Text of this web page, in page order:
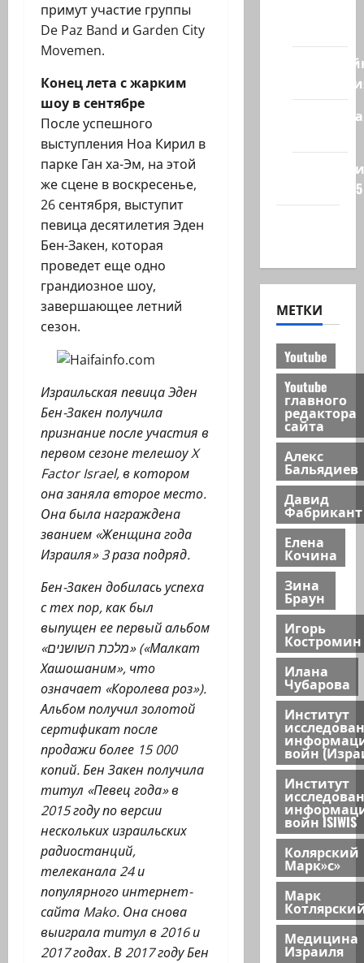
примут участие группы
De Paz Band и Garden City
Movemen.
Конец лета с жарким
шоу в сентябре
После успешного
выступления Ноа Кирил в
парке Ган ха-Эм, на этой
же сцене в воскресенье,
26 сентября, выступит
певица десятилетия Эден
Бен-Закен, которая
проведет еще одно
грандиозное шоу,
завершающее летний
сезон.
Израильская певица Эден
Бен-Закен получила
признание после участия в
первом сезоне телешоу X
Factor Israel, в котором
она заняла второе место.
Она была награждена
званием «Женщина года
Израиля» 3 раза подряд.
Бен-Закен добилась успеха
с тех пор, как был
выпущен ее первый альбом
«מלכת השושנים» («Малкат
Хашошаним», что
означает «Королева роз»).
Альбом получил золотой
сертификат после
продажи более 15 000
копий. Бен Закен получила
титул «Певец года» в
2015 году по версии
нескольких израильских
радиостанций,
телеканала 24 и
популярного интернет-
сайта Mako. Она снова
выиграла титул в 2016 и
2017 годах. В 2017 году Бен
Полемика
сайта 2025
МЕТКИ
Youtube
Youtube
главного
редактора
сайта
Алекс
Бальядиев
Давид
Фабрикант
Елена
Кочина
Зина
Браун
Игорь
Костромин
Илана
Чубарова
Институт
войн
Институт
войн ISIWIS
Колярский
Марк»с»
Марк
Медицина
Израиля